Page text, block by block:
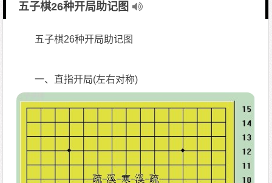
五子棋26种开局助记图
五子棋26种开局助记图
一、直指开局(左右对称)